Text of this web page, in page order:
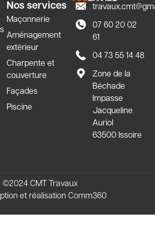
Nos services
Maçonnerie
Aménagement
extérieur
Charpente et
couverture
Façades
Piscine
07 60 20 02
61
04 73 55 14 48
Zone de la
Béchade
Impasse
Jacqueline
Auriol
63500 Issoire
©2024 CMT Travaux
et réalisation Comm360